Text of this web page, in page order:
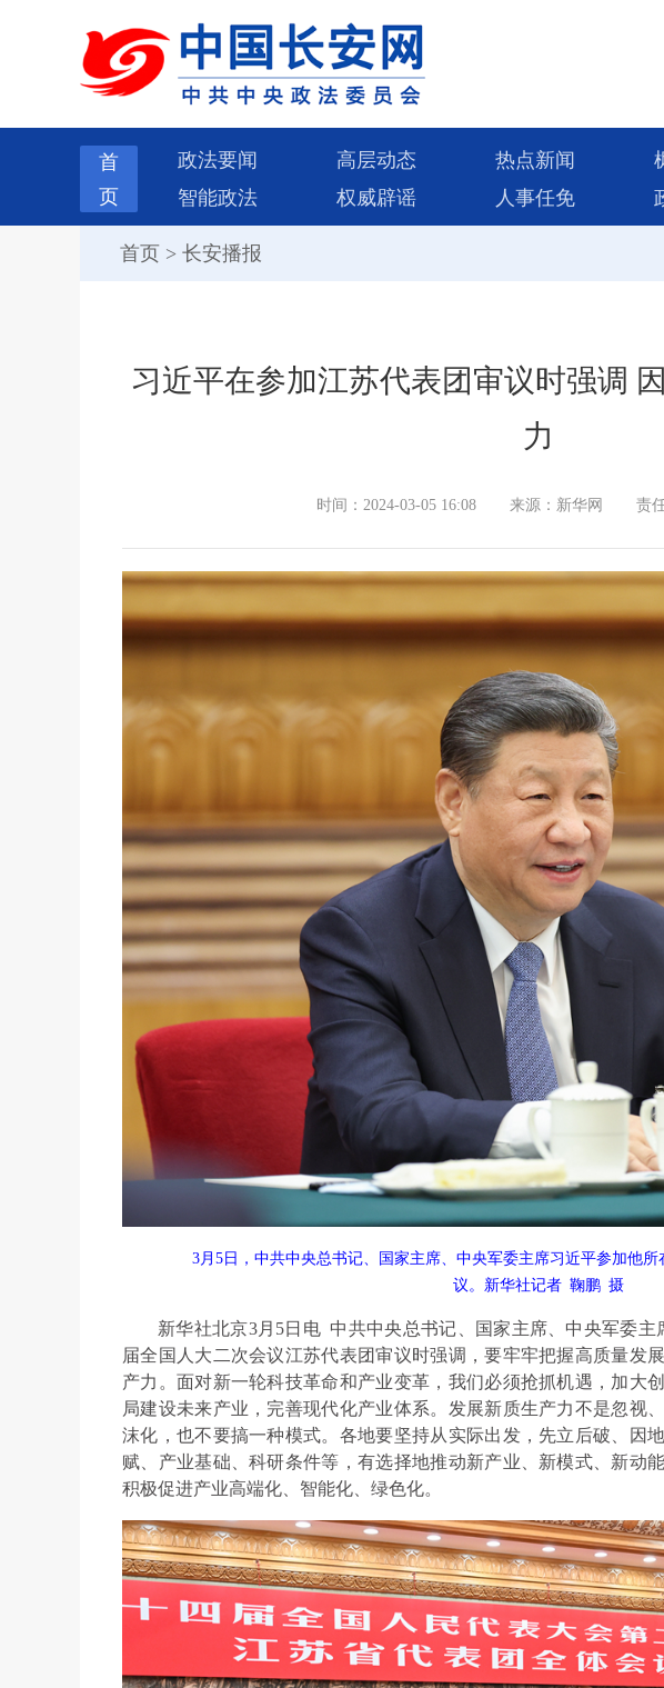
首
页
政法要闻 高层动态 热点新闻
智能政法
权威辟谣 人事任免
首页 > 长安播报
习近平在参加江苏代表团审议时强调
力
时间：2024-03-05 16:08 来源：新华网 责
3月5日，中共中央总书记、国家主席、中央军委主席习近平参加他
议。新华社记者 鞠鹏 摄
新华社北京3月5日电 中共中央总书记、国家主席、中央军委主
届全国人大二次会议江苏代表团审议时强调，要牢牢把握高质量发
产力。面对新一轮科技革命和产业变革，我们必须抢抓机遇，加大
局建设未来产业，完善现代化产业体系。发展新质生产力不是忽视
沫化，也不要搞一种模式。各地要坚持从实际出发，先立后破、因
赋、产业基础、科研条件等，有选择地推动新产业、新模式、新动
积极促进产业高端化、智能化、绿色化。